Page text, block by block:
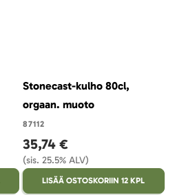
Stonecast-kulho 80cl,
orgaan. muoto
87112
35,74 €
(sis. 25.5% ALV)
LISÄÄ OSTOSKORIIN 12 KPL